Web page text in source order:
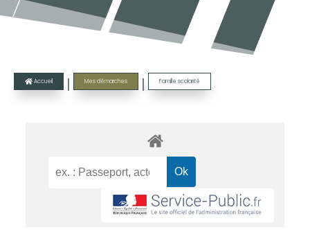
 Accueil | Mes démarches | Famille scolarité